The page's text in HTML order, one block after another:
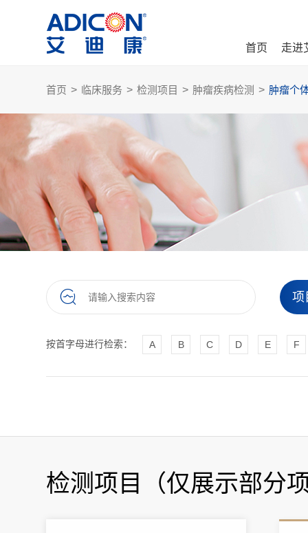
首页 走进
首页 > 临床服务 > 检测项目 > 肿瘤疾病检测 > 肿瘤个
按首字母进行检索： A B C D E F
检测项目（仅展示部分